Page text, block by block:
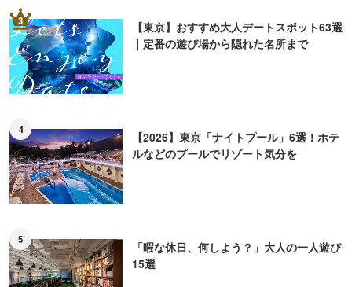
3
【東京】おすすめ大人デートスポット63選
｜定番の遊び場から隠れた名所まで
4
【2026】東京「ナイトプール」6選！ホテ
ルなどのプールでリゾート気分を
5
「暇な休日、何しよう？」大人の一人遊び
15選